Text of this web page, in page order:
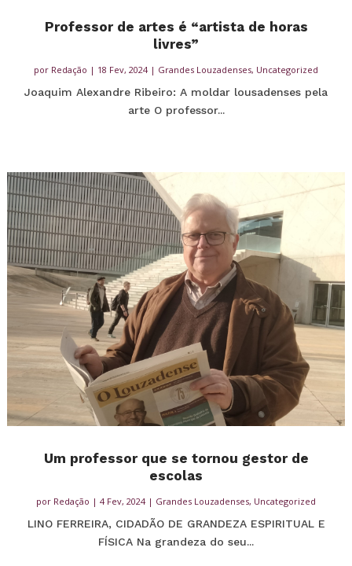
Professor de artes é “artista de horas
livres”
por Redação | 18 Fev, 2024| Grandes Louzadenses, Uncategorized
Joaquim Alexandre Ribeiro: A moldar lousadenses pela
arte O professor...
Um professor que se tornou gestor de
escolas
por Redação | 4 Fev, 2024| Grandes Louzadenses, Uncategorized
LINO FERREIRA, CIDADÃO DE GRANDEZA ESPIRITUAL E
FÍSICA Na grandeza do seu...